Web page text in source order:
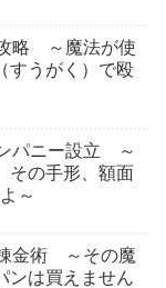
略 ～魔法が使
すうがく）で殴
パニー設立 ～
その手形、額面
～
金術 ～その魔
ンは買えません